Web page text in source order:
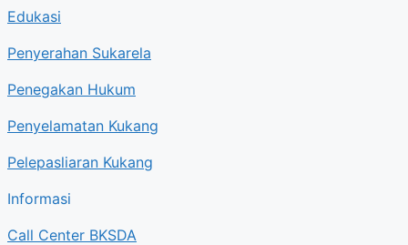
Edukasi
Penyerahan Sukarela
Penegakan Hukum
Penyelamatan Kukang
Pelepasliaran Kukang
Informasi
Call Center BKSDA